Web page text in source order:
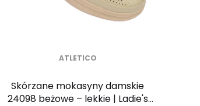
ATLETICO
Skórzane mokasyny damskie
24098 beżowe – lekkie | Ladie's